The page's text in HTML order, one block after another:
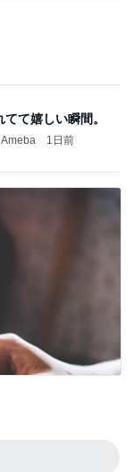
て嬉しい瞬間。
1日前